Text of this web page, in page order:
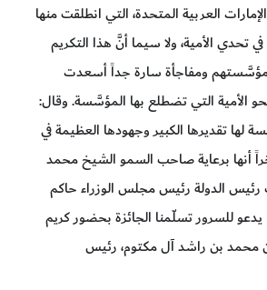
العربية المتحدة، التي انطلقت منها
في تحدي الأمية، ولا سيما أنَّ هذا التكريم
مؤسَّستهم ومفاجأة سارة جداً أسعدت
الأمية التي تضطلع بها المؤسَّسة. وقال:
لها تقديرها الكبير وجهودها العظيمة في
أنها برعاية صاحب السمو الشيخ محمد
رئيس الدولة رئيس مجلس الوزراء حاكم
يدعو للسرور تسلّمنا الجائزة بحضور كريم
بن راشد آل مكتوم، رئيس